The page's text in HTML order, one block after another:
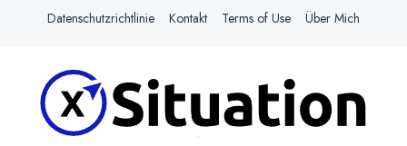
Datenschutzrichtlinie Kontakt Terms of Use Über Mich